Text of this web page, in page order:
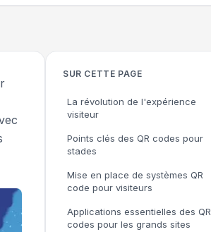
SUR CETTE PAGE
La révolution de l'expérience
visiteur
Points clés des QR codes pour
stades
Mise en place de systèmes QR
code pour visiteurs
Applications essentielles des QR
codes pour les grands sites